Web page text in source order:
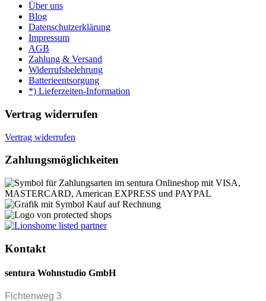
Über uns
Blog
Datenschutzerklärung
Impressum
AGB
Zahlung & Versand
Widerrufsbelehrung
Batterieentsorgung
*) Lieferzeiten-Information
Vertrag widerrufen
Vertrag widerrufen
Zahlungsmöglichkeiten
Kontakt
sentura Wohnstudio GmbH
Fichtenweg 3